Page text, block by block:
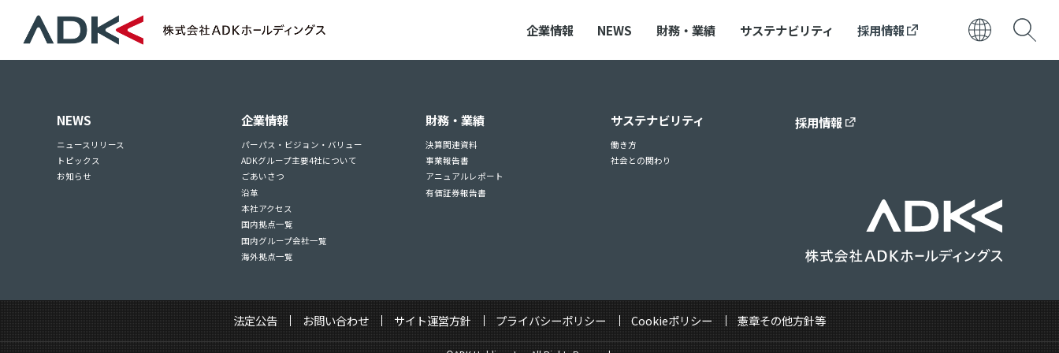
企業情報 NEWS 財務・業績 サステナビリティ 採用情報
NEWS
ニュースリリース
トピックス
お知らせ
企業情報
パーパス・ビジョン・バリュー
ADKグループ主要4社について
ごあいさつ
沿革
本社アクセス
国内拠点一覧
国内グループ会社一覧
海外拠点一覧
財務・業績
決算関連資料
事業報告書
アニュアルレポート
有価証券報告書
サステナビリティ
働き方
社会との関わり
採用情報
法定公告 お問い合わせ サイト運営方針 プライバシーポリシー Cookieポリシー 憲章その他方針等